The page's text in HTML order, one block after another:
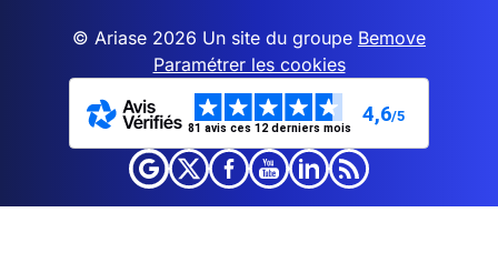
© Ariase 2026 Un site du groupe Bemove
Paramétrer les cookies
81 avis ces 12 derniers mois
4,6/5